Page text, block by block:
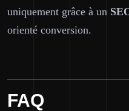
uniquement grâce à un
orienté conversion.
FAQ